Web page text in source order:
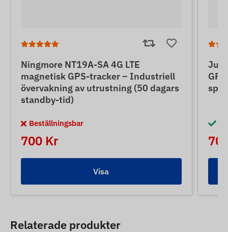
Ningmore NT19A-SA 4G LTE
magnetisk GPS-tracker – Industriell
övervakning av utrustning (50 dagars
standby-tid)
Beställningsbar
700 Kr
Visa
Relaterade produkter